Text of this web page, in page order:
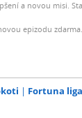
a novou misi.
epizodu
Fortuna liga